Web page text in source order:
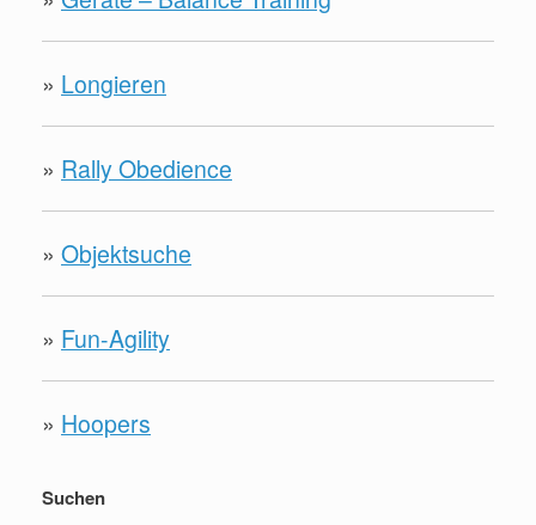
» Longieren
» Rally Obedience
» Objektsuche
» Fun-Agility
» Hoopers
Suchen